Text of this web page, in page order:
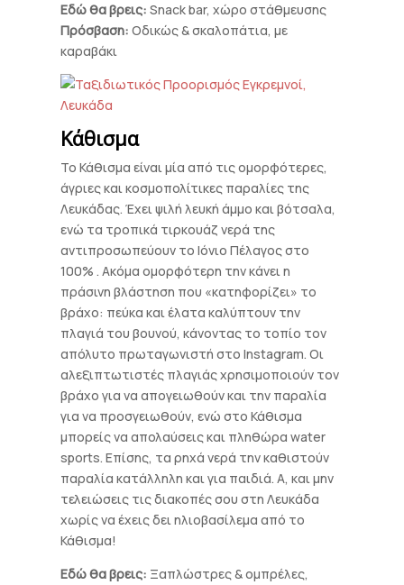
Εδώ θα βρεις: Snack bar, χώρο στάθμευσης
Πρόσβαση: Οδικώς & σκαλοπάτια, με
καραβάκι
Κάθισμα
Το Κάθισμα είναι μία από τις ομορφότερες,
άγριες και κοσμοπολίτικες παραλίες της
Λευκάδας. Έχει ψιλή λευκή άμμο και βότσαλα,
ενώ τα τροπικά τιρκουάζ νερά της
αντιπροσωπεύουν το Ιόνιο Πέλαγος στο
100% . Ακόμα ομορφότερη την κάνει η
πράσινη βλάστηση που «κατηφορίζει» το
βράχο: πεύκα και έλατα καλύπτουν την
πλαγιά του βουνού, κάνοντας το τοπίο τον
απόλυτο πρωταγωνιστή στο Instagram. Οι
αλεξιπτωτιστές πλαγιάς χρησιμοποιούν τον
βράχο για να απογειωθούν και την παραλία
για να προσγειωθούν, ενώ στο Κάθισμα
μπορείς να απολαύσεις και πληθώρα water
sports. Επίσης, τα ρηχά νερά την καθιστούν
παραλία κατάλληλη και για παιδιά. Α, και μην
τελειώσεις τις διακοπές σου στη Λευκάδα
χωρίς να έχεις δει ηλιοβασίλεμα από το
Κάθισμα!
Εδώ θα βρεις: Ξαπλώστρες & ομπρέλες,